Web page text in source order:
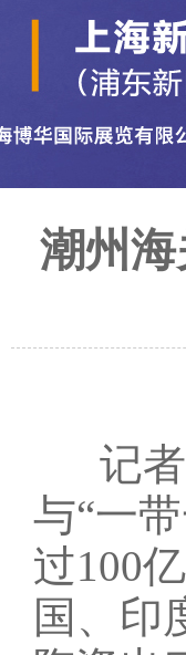
潮州
记者
与“一
过100
国、印